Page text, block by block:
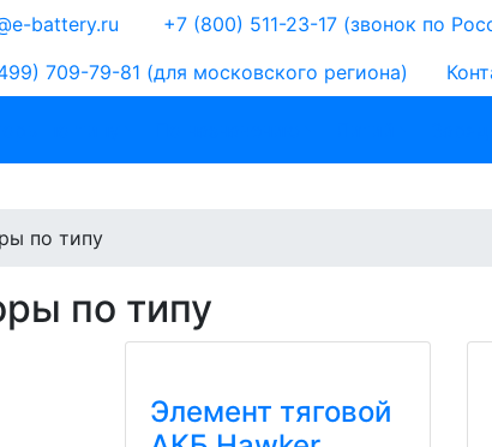
battery.ru +7 (800) 511-23-17 (звонок по
709-79-81 (для московского региона)
по типу
по типу
Элемент тяговой